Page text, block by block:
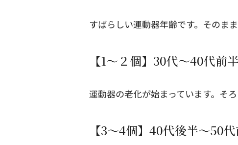
すばらしい運動器年齢です。そのま
【1～２個】30代～40代前
運動器の老化が始まっています。そ
【3～4個】40代後半～50